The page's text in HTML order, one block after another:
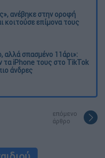
ανέβηκε στην οροφή
κοιτούσε επίμονα τους
αλλά σπασμένο 11άρι»:
τα iPhone τους στο TikTok
άνδρες
επόμενο
άρθρο